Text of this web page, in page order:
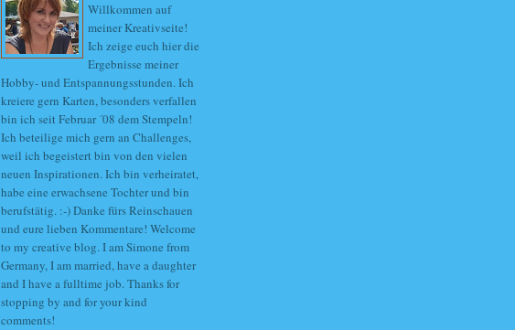
Willkommen auf
meiner Kreativseite!
Ich zeige euch hier die
Ergebnisse meiner
Hobby- und Entspannungsstunden. Ich
kreiere gern Karten, besonders verfallen
bin ich seit Februar ´08 dem Stempeln!
Ich beteilige mich gern an Challenges,
weil ich begeistert bin von den vielen
neuen Inspirationen. Ich bin verheiratet,
habe eine erwachsene Tochter und bin
berufstätig. :-) Danke fürs Reinschauen
und eure lieben Kommentare! Welcome
to my creative blog. I am Simone from
Germany, I am married, have a daughter
and I have a fulltime job. Thanks for
stopping by and for your kind
comments!